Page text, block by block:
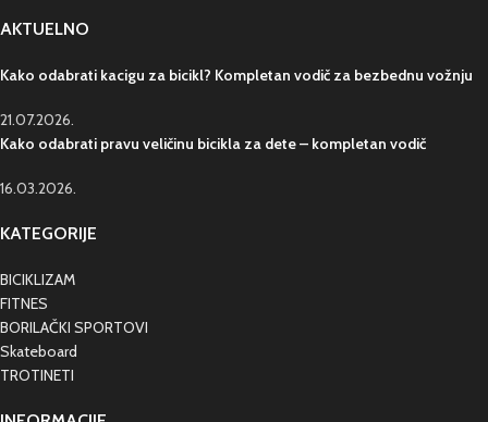
AKTUELNO
Kako odabrati kacigu za bicikl? Kompletan vodič za bezbednu vožnju
21.07.2026.
Kako odabrati pravu veličinu bicikla za dete – kompletan vodič
16.03.2026.
KATEGORIJE
BICIKLIZAM
FITNES
BORILAČKI SPORTOVI
Skateboard
TROTINETI